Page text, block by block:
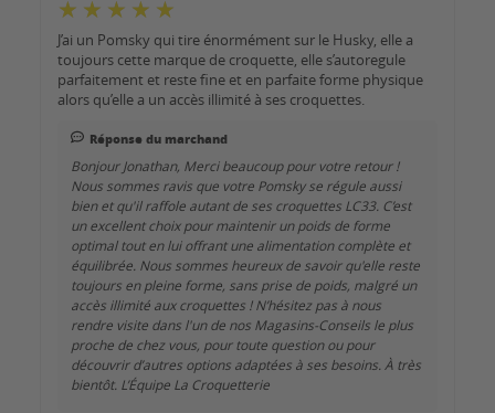
J’ai un Pomsky qui tire énormément sur le Husky, elle a
toujours cette marque de croquette, elle s’autoregule
parfaitement et reste fine et en parfaite forme physique
alors qu’elle a un accès illimité à ses croquettes.
Réponse du marchand
Bonjour Jonathan, Merci beaucoup pour votre retour !
Nous sommes ravis que votre Pomsky se régule aussi
bien et qu'il raffole autant de ses croquettes LC33. C’est
un excellent choix pour maintenir un poids de forme
optimal tout en lui offrant une alimentation complète et
équilibrée. Nous sommes heureux de savoir qu'elle reste
toujours en pleine forme, sans prise de poids, malgré un
accès illimité aux croquettes ! N’hésitez pas à nous
rendre visite dans l'un de nos Magasins-Conseils le plus
proche de chez vous, pour toute question ou pour
découvrir d’autres options adaptées à ses besoins. À très
bientôt. L’Équipe La Croquetterie